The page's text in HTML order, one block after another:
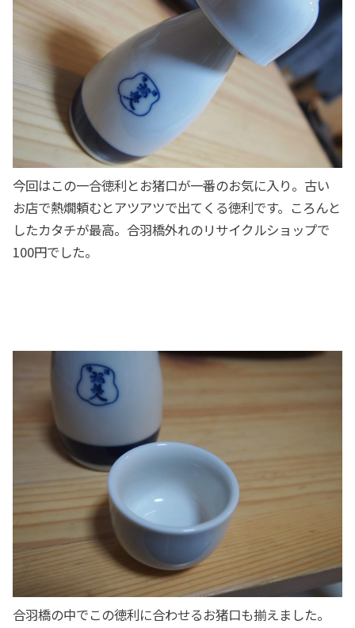
今回はこの一合徳利とお猪口が一番のお気に入り。古い
お店で熱燗頼むとアツアツで出てくる徳利です。ころんと
したカタチが最高。合羽橋外れのリサイクルショップで
100円でした。
合羽橋の中でこの徳利に合わせるお猪口も揃えました。